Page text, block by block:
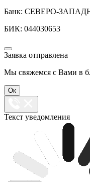
Банк: СЕВЕРО-
БИК: 044030653
Заявка отправлена
Мы свяжемся с Вами в
Ок
Текст уведомления